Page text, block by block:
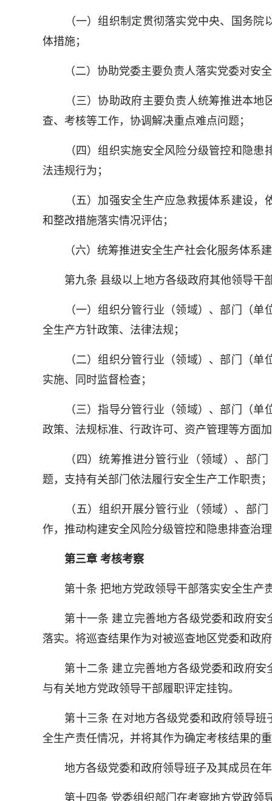
（一）组织制定贯彻落实党中央、国务院
体措施；
（二）协助党委主要负责人落实党委对安全
（三）协助政府主要负责人统筹推进本地
查、考核等工作，协调解决重点难点问题；
（四）组织实施安全风险分级管控和隐患
法违规行为；
（五）加强安全生产应急救援体系建设，
和整改措施落实情况评估；
（六）统筹推进安全生产社会化服务体系建
第九条 县级以上地方各级政府其他领导干
（一）组织分管行业（领域）、部门（单
全生产方针政策、法律法规；
（二）组织分管行业（领域）、部门（单
实施、同时监督检查；
（三）指导分管行业（领域）、部门（单
政策、法规标准、行政许可、资产管理等方面
（四）统筹推进分管行业（领域）、部门
题，支持有关部门依法履行安全生产工作职责；
（五）组织开展分管行业（领域）、部门
作，推动构建安全风险分级管控和隐患排查治
第三章 考核考察
第十条 把地方党政领导干部落实安全生产
第十一条 建立完善地方各级党委和政府安
落实。将巡查结果作为对被巡查地区党委和政
第十二条 建立完善地方各级党委和政府安
与有关地方党政领导干部履职评定挂钩。
第十三条 在对地方各级党委和政府领导班
全生产责任情况，并将其作为确定考核结果的
地方各级党委和政府领导班子及其成员在年
第十四条 党委组织部门在考察地方党政领